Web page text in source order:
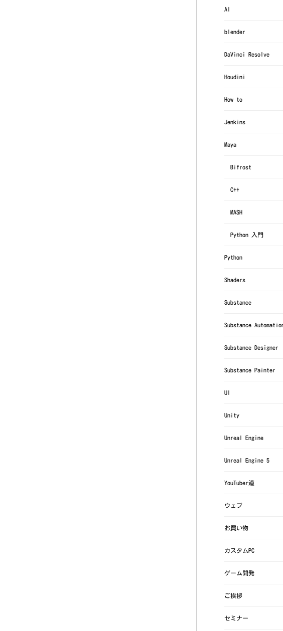
AI
blender
DaVinci Resolve
Houdini
How to
Jenkins
Maya
Bifrost
C++
MASH
Python 入門
Python
Shaders
Substance
Substance
Substance Designer
Substance Painter
UI
Unity
Unreal Engine
Unreal Engine 5
YouTuber道
ウェブ
お買い物
カスタムPC
ゲーム開発
ご挨拶
セミナー